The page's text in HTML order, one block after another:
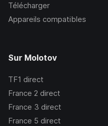
Télécharger
Appareils compatibles
Sur Molotov
TF1 direct
France 2 direct
France 3 direct
France 5 direct